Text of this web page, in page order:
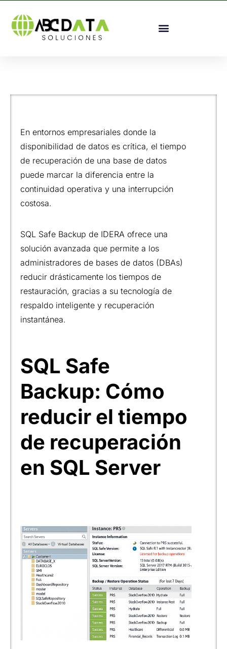
En entornos empresariales donde la
disponibilidad de datos es crítica, el tiempo
de recuperación de una base de datos
puede marcar la diferencia entre la
continuidad operativa y una interrupción
costosa.
SQL Safe Backup de IDERA ofrece una
solución avanzada que permite a los
administradores de bases de datos (DBAs)
reducir drásticamente los tiempos de
restauración, gracias a su tecnología de
respaldo inteligente y recuperación
instantánea.
SQL Safe
Backup: Cómo
reducir el tiempo
de recuperación
en SQL Server